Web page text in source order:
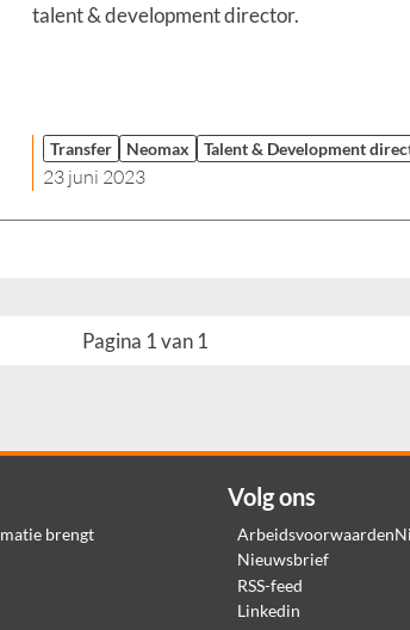
talent & development director.
Transfer Neomax Talent & Development
23 juni 2023
Pagina 1 van 1
brengt
Volg ons
Nieuwsbrief
RSS-feed
Linkedin